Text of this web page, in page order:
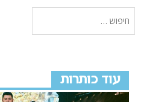
עוד כותרות